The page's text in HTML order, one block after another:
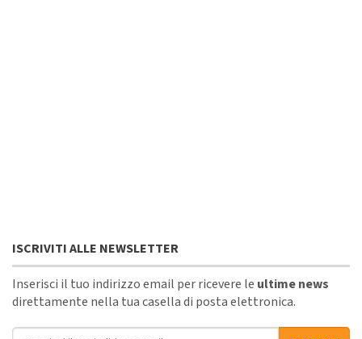
ISCRIVITI ALLE NEWSLETTER
Inserisci il tuo indirizzo email per ricevere le ultime news
direttamente nella tua casella di posta elettronica.
Indirizzo email